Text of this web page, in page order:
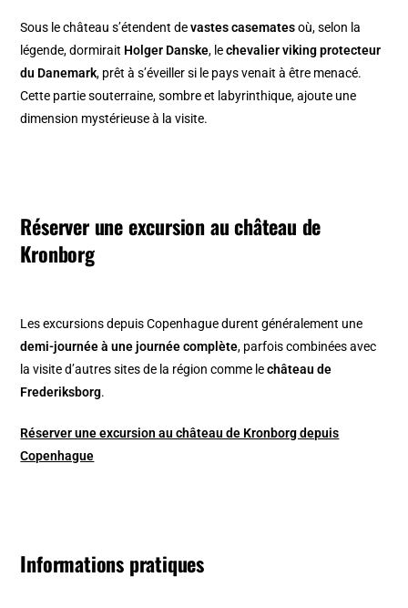
Sous le château s’étendent devastes casematesoù, selon la
légende, dormirait Holger Danske, lechevalier viking protecteur
du Danemark, prêt à s’éveiller si le pays venait à être menacé.
Cette partie souterraine, sombre et labyrinthique, ajoute une
dimension mystérieuse à la visite.
Réserver une excursion au château de
Kronborg
Les excursions depuis Copenhague durent généralement une
demi-journée à une journée complète, parfois combinées avec
la visite d’autres sites de la région comme lechâteau de
Frederiksborg.
Réserver une excursion au château de Kronborg depuis
Copenhague
Informations pratiques